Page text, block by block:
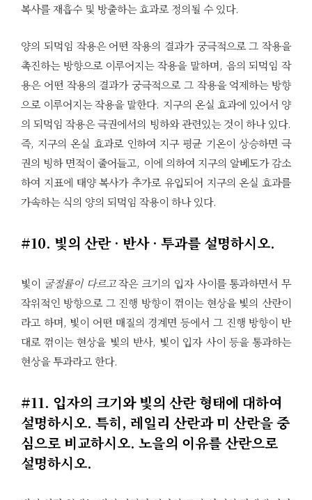
복사를 재흡수 및 방출하는 효과로 정의될 수 있다.
양의 되먹임 작용은 어떤 작용의 결과가 궁극적으로 그 작용을
촉진하는 방향으로 이루어지는 작용을 말하며, 음의 되먹임 작
용은 어떤 작용의 결과가 궁극적으로 그 작용을 억제하는 방향
으로 이루어지는 작용을 말한다. 지구의 온실 효과에 있어서 양
의 되먹임 작용은 극권에서의 빙하와 관련있는 것이 하나 있다.
즉, 지구의 온실 효과로 인하여 지구 평균 기온이 상승하면 극
권의 빙하 면적이 줄어들고, 이에 의하여 지구의 알베도가 감소
하여 지표에 태양 복사가 추가로 유입되어 지구의 온실 효과를
가속하는 식의 양의 되먹임 작용이 하나 있다.
#10. 빛의 산란 · 반사 · 투과를 설명하시오.
빛이 굴절률이 다르고작은 크기의 입자 사이를 통과하면서 무
작위적인 방향으로 그 진행 방향이 꺾이는 현상을 빛의 산란이
라고 하며, 빛이 어떤 매질의 경계면 등에서 그 진행 방향이 반
대로 꺾이는 현상을 빛의 반사, 빛이 입자 사이 등을 통과하는
현상을 투과라고 한다.
#11. 입자의 크기와 빛의 산란 형태에 대하여
설명하시오. 특히, 레일리 산란과 미 산란을 중
심으로 비교하시오. 노을의 이유를 산란으로
설명하시오.